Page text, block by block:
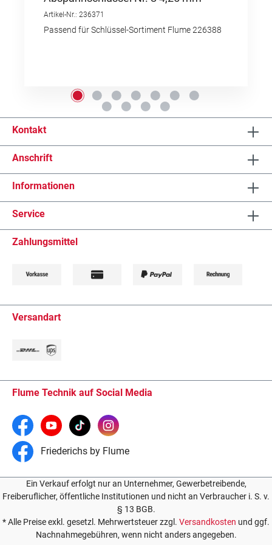
Artikel-Nr.: 236371
Passend für Schlüssel-Sortiment Flume 226388
Kontakt
Anschrift
Informationen
Service
Zahlungsmittel
Versandart
Flume Technik auf Social Media
Friederichs by Flume
Ein Verkauf erfolgt nur an Unternehmer, Gewerbetreibende,
Freiberuflicher, öffentliche Institutionen und nicht an Verbraucher i. S. v.
§ 13 BGB.
* Alle Preise exkl. gesetzl. Mehrwertsteuer zzgl. Versandkosten und ggf.
Nachnahmegebühren, wenn nicht anders angegeben.